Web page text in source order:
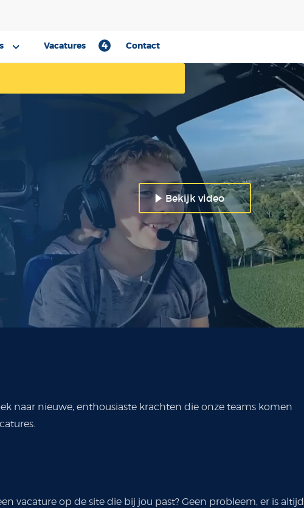
Vacatures 4 Contact
Bekijk video
naar nieuwe, enthousiaste krachten die onze teams komen
vacature op de site die bij jou past? Geen probleem, er is altijd